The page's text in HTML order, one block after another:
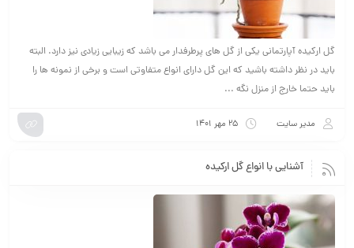
گل ارکیده آپارتمانی یکی از گل های پرطرفدار می باشد که زیبایی زیادی نیز دارد. البته
باید در نظر داشته باشید که این گل دارای انواع متفاوتی است و برخی از نمونه ها را
باید حتما خارج از منزل نگه ...
مدیر سایت ۲۵ مهر ۱۴۰۱
آشنایی با انواع گل ارکیده